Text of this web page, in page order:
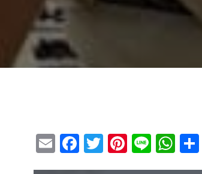
EmailFacebook
Twitter
Pinterest
Line